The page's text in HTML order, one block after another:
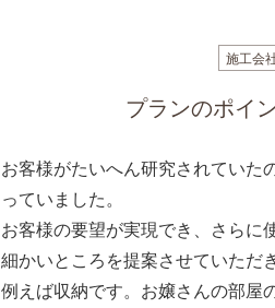
施工会
プランのポイ
お客様がたいへん研究されていた
っていました。
お客様の要望が実現でき、さらに
細かいところを提案させていただ
例えば収納です。お嬢さんの部屋